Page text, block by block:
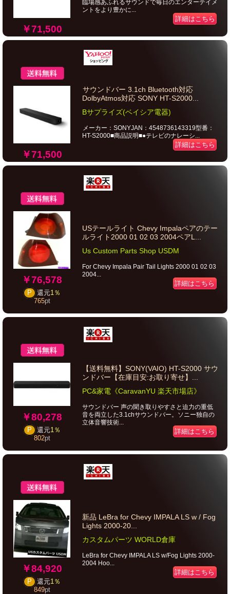
￥71,500
臨場感あふれるサウンドで毎日のエンターテイメ
ントをより豊かに...
詳細はこちら
￥71,500
サウンドバー 3.1ch Bluetooth対応
DolbyAtmos対応 SONY HT-S2000...
Bサプライズ(ベイシア電器)
メーカー：SONYJAN：4548736143319型番：
HT-S2000■商品説明■●テレビのナレーシ...
詳細はこちら
￥76,578
P 還元1％
765pt
USテールライト Chevy Impalaペアのテー
ルライト2000 01 02 03 2004ペアL...
Us Custom Parts Shop USDM
For Chevy Impala Pair Tail Lights 2000 01 02 03
2004...
詳細はこちら
￥80,278
P 還元1％
802pt
【送料無料】SONY(VAIO) HT-S2000 サウ
ンドバー【在庫目安:お取り寄せ】...
PC&家電《CaravanYU 楽天市場店》
サウンドバー 声の聞き取りやすさと迫力の重低
音を両立した3.1chサウンドバー。ソニー独自の
立体音響技術...
詳細はこちら
￥84,920
P 還元1％
849pt
新品 LeBra for Chevy IMPALA LS w / Fog
Lights 2000-20...
カスタムパーツ WORLD倉庫
LeBra for Chevy IMPALA LS w/Fog Lights 2000-
2004 Hoo...
詳細はこちら